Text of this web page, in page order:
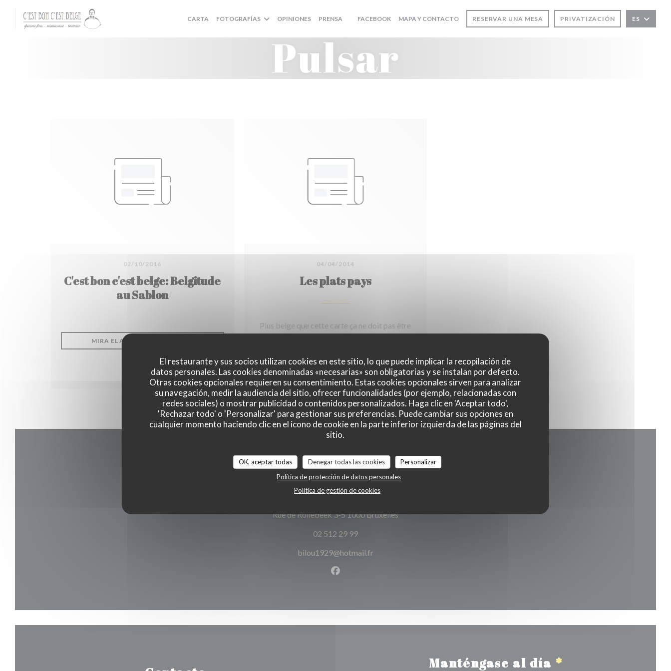
Personalización de sus opciones de cookies
El restaurante y sus socios utilizan cookies en este sitio, lo que puede implicar la recopilación de
datos personales. Las cookies denominadas «necesarias» son obligatorias y se instalan por defecto.
Otras cookies opcionales requieren su consentimiento. Estas cookies opcionales sirven para analizar
su navegación, medir la audiencia del sitio, ofrecer funcionalidades (por ejemplo, relacionadas con
redes sociales) o mostrar publicidad o contenidos personalizados. Haga clic en 'Aceptar todo',
'Rechazar todo' o 'Personalizar' para gestionar sus preferencias. Puede cambiar sus opciones en
cualquier momento haciendo clic en el icono de cookie en la parte inferior izquierda de las páginas del
sitio.
OK, aceptar todas Denegar todas las cookies
Personalizar
Política de protección de datos personales
Política de gestión de cookies
CARTA FOTOGRAFÍAS OPINIONES PRENSA
((ABRE EN UNA NUEVA VENTANA))
FACEBOOK((ABRE EN UNA NUEVA VENTANA))
MAPA Y CONTACTO RESERVAR UNA MESA PRIVATIZACIÓN ES
Pulsar
02/10/2016
C'est bon c'est belge: Belgitude
au Sablon
MIRA EL ARTICULO DE PRENSA
04/04/2014
Les plats pays
Plus belge que cette carte ça ne doit pas être
MIRA EL ARTICULO DE PRENSA((ABRE EN UNA NUEVA VENTANA))
Mapa y Contacto
Rue de Rollebeek 3-5 1000 Bruxelles((abre en una nueva ventana))
02 512 29 99
bilou1929@hotmail.fr
Facebook ((abre en una nueva ventana))
Manténgase al día *